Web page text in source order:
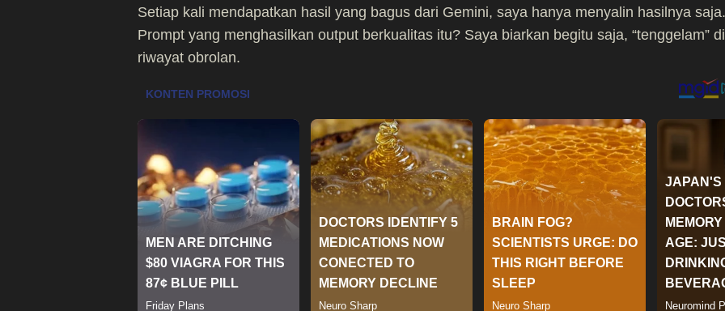
Setiap kali mendapatkan hasil yang bagus dari Gemini, saya hanya menyalin hasilnya saja.
Prompt yang menghasilkan output berkualitas itu? Saya biarkan begitu saja, “tenggelam” di
riwayat obrolan.